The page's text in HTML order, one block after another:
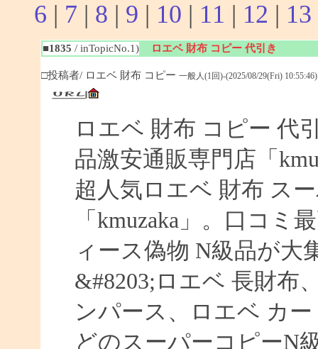
6 | 7 | 8 | 9 | 10 | 11 | 12 | 13
■1835 / inTopicNo.1) ロエベ 財布 コピー 代引き
□投稿者/ ロエベ 財布 コピー 一般人(1回)-(2025/08/29(Fri) 10:55:46)
ロエベ 財布 コピー 代
品激安通販専門店「
超人気ロエベ 財布 ス
「kmuzaka」。口コミ
ィース偽物 N級品が大
&#8203;ロエベ 長財布
ンパース、ロエベ カ
どのスーパーコピーN